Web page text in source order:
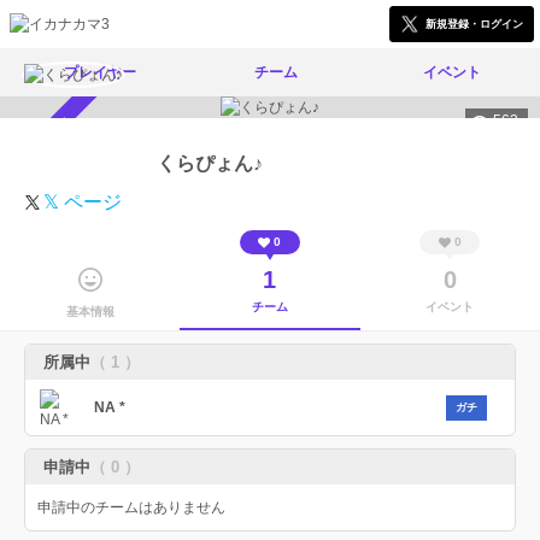
新規登録・ログイン
プレイヤー チーム イベント
563
くらぴょん♪
𝕏 ページ
基本情報
0
1
チーム
0
0
イベント
所属中 （ 1 ）
NA * ガチ
申請中 （ 0 ）
申請中のチームはありません